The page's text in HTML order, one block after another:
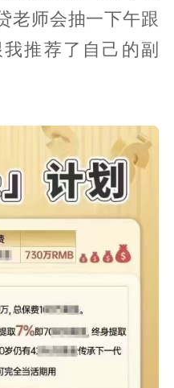
老师会抽一下午跟
推荐了自己的副